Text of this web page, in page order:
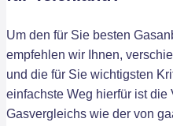
Um den für Sie besten
empfehlen wir Ihnen,
und die für Sie wichtigsten
einfachste Weg hierfür ist die
Gasvergleichs wie der von